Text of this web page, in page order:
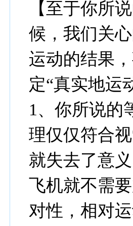
【至于你所
候，我们关
运动的结果
定“真实地运
1、你所说的
理仅仅符合
就失去了意
飞机就不需
对性，相对